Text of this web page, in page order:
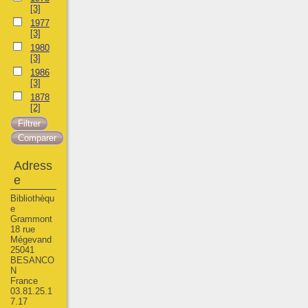
[3]
1977
[3]
1980
[3]
1986
[3]
1878
[2]
Adress
e
Bibliothèqu
e
Grammont
18 rue
Mégevand
25041
BESANCO
N
France
03.81.25.1
7.17